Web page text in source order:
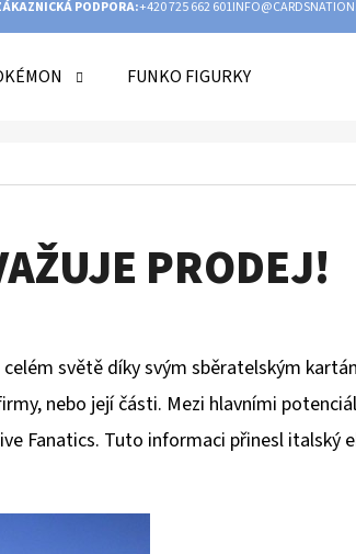
PODPORA:+420 725 662 601
FUNKO FIGURKY
PRODEJ!
celém světě díky svým sběratelským
nebo její části. Mezi hlavními
Fanatics. Tuto informaci přinesl italský